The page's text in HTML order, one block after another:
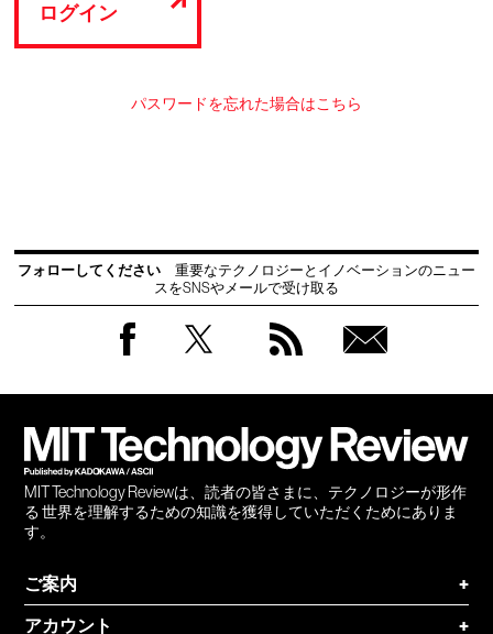
ログイン
パスワードを忘れた場合はこちら
フォローしてください
重要なテクノロジーとイノベーションのニュー
スをSNSやメールで受け取る
MIT Technology Reviewは、読者の皆さまに、テクノロジーが形作
る 世界を理解するための知識を獲得していただくためにありま
す。
ご案内
+
アカウント
+